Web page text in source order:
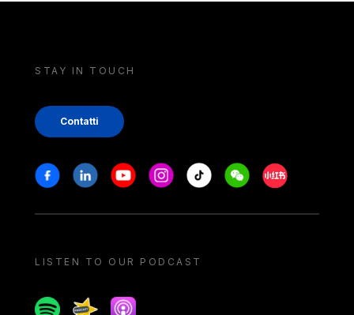
STAY IN TOUCH
Contatti
Stay in touch
FacebookLinkedinYoutubeInstagram
Tiktok WeechatXiaohongshu/
LISTEN TO OUR PODCAST
SpotifySpreakerApple podcast